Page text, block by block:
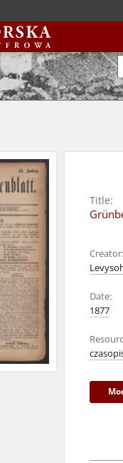
Title:
Creator:
Date:
1877